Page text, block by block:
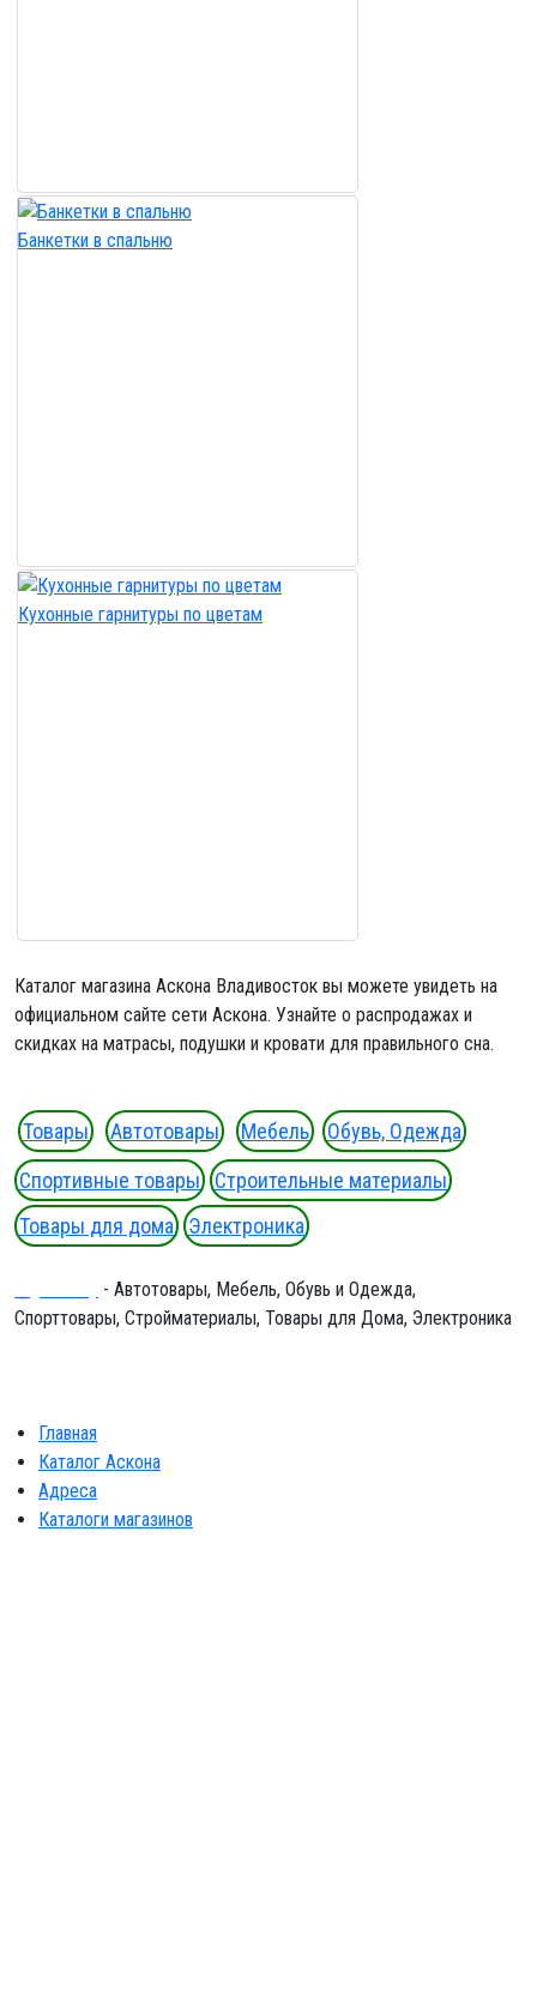
Банкетки в спальню
Кухонные гарнитуры по цветам
Каталог магазина Аскона Владивосток вы можете увидеть на
официальном сайте сети Аскона. Узнайте о распродажах и
скидках на матрасы, подушки и кровати для правильного сна.
Товары Автотовары Мебель
Обувь, Одежда
Спортивные товары
Строительные материалы
Товары для дома
Электроника
- Автотовары, Мебель, Обувь и Одежда,
Спорттовары, Стройматериалы, Товары для Дома, Электроника
Главная
Каталог Аскона
Адреса
Каталоги магазинов